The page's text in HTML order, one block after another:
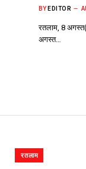
BY EDITOR
रतलाम, 8
अगस्त…
रतलाम